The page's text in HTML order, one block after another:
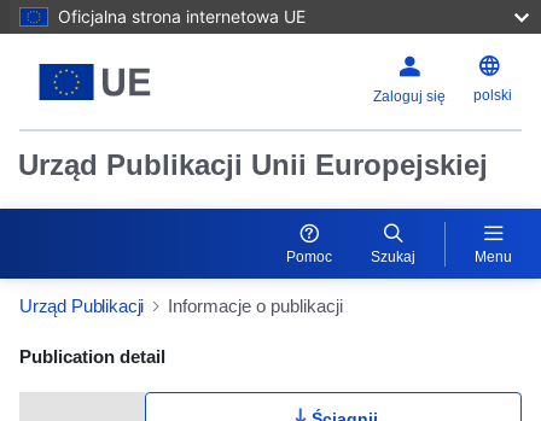
Oficjalna strona internetowa UE
Zaloguj się polski
Urząd Publikacji Unii Europejskiej
Pomoc Szukaj Menu
Urząd Publikacji Informacje o publikacji
Publication Detail Actions Portlet
Publication detail